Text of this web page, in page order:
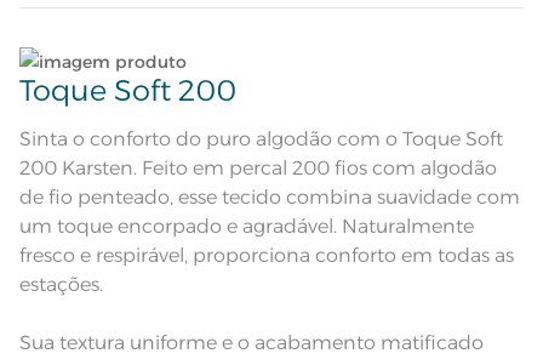
Descrição Visual
Composição 100% Algodão
Tamanho Solteiro
Itens Inclusos
1 Sobrelençol; 1 Lençol de Elástico; 1
Fronha: 50cm x 70cm
Lave tipos de tecidos distintos separadamente;
Não lave cores claras e cores escuras no mesmo
ciclo;
Lave as peças no ciclo leve, suave ou delicado de
sua lavadora;
Enxágue as peças com bastante água;
Utilize a quantidade mínima de amaciante e sabão;
Toque Soft 200
Sinta o conforto do puro algodão com o Toque Soft
200 Karsten. Feito em percal 200 fios com algodão
de fio penteado, esse tecido combina suavidade com
um toque encorpado e agradável. Naturalmente
fresco e respirável, proporciona conforto em todas as
estações.
Sua textura uniforme e o acabamento matificado